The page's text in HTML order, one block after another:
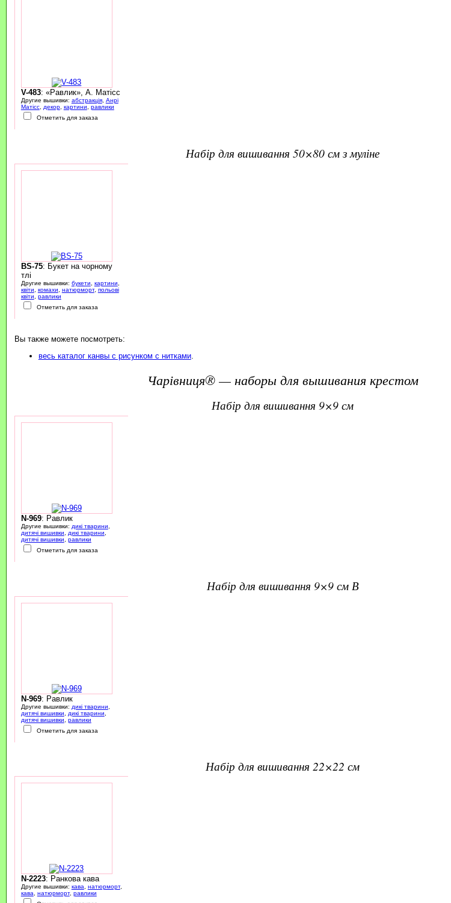
V-483: «Равлик», А. Матісс
Другие вышивки: абстракція, Анрі
Матісс, декор, картини
равлики
Отметить для заказа
набір для вишивання 50×80 см з муліне
BS-75: Букет на чорному
тлі
Другие вышивки: букети картини
квіти
комахи натюрморт, польові
квіти
равлики
Отметить для заказа
Вы также можете посмотреть:
весь каталог канвы с рисунком с нитками.
Чарівниця® — наборы для вышивания крестом
набір для вишивання 9×9 см
N-969: Равлик
Другие вышивки: дикі тварини
дитячі вишивки
дикі тварини
дитячі вишивки
равлики
Отметить для заказа
набір для вишивання 9×9 см В
N-969: Равлик
Другие вышивки: дикі тварини
дитячі вишивки
дикі тварини
дитячі вишивки
равлики
Отметить для заказа
набір для вишивання 22×22 см
N-2223: Ранкова кава
Другие вышивки: кава, натюрморт,
кава, натюрморт, равлики